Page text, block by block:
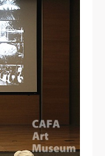
、论坛及公
及社会公众
一家公益性
公益性为
共教育部所
围
、论坛及公
及社会公众
一家公益性
公益性为
共教育部所
围
、论坛及公
及社会公众
一家公益性
公益性为
共教育部所
围